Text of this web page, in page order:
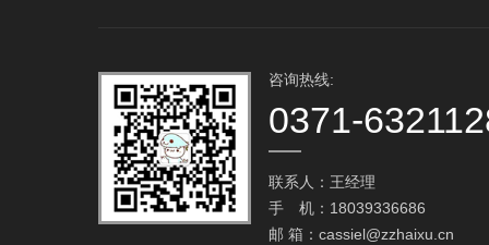
咨询热线:
0371-
联系人：王经理
手 机：18039336686
邮 箱：cassiel@zzhaixu.cn